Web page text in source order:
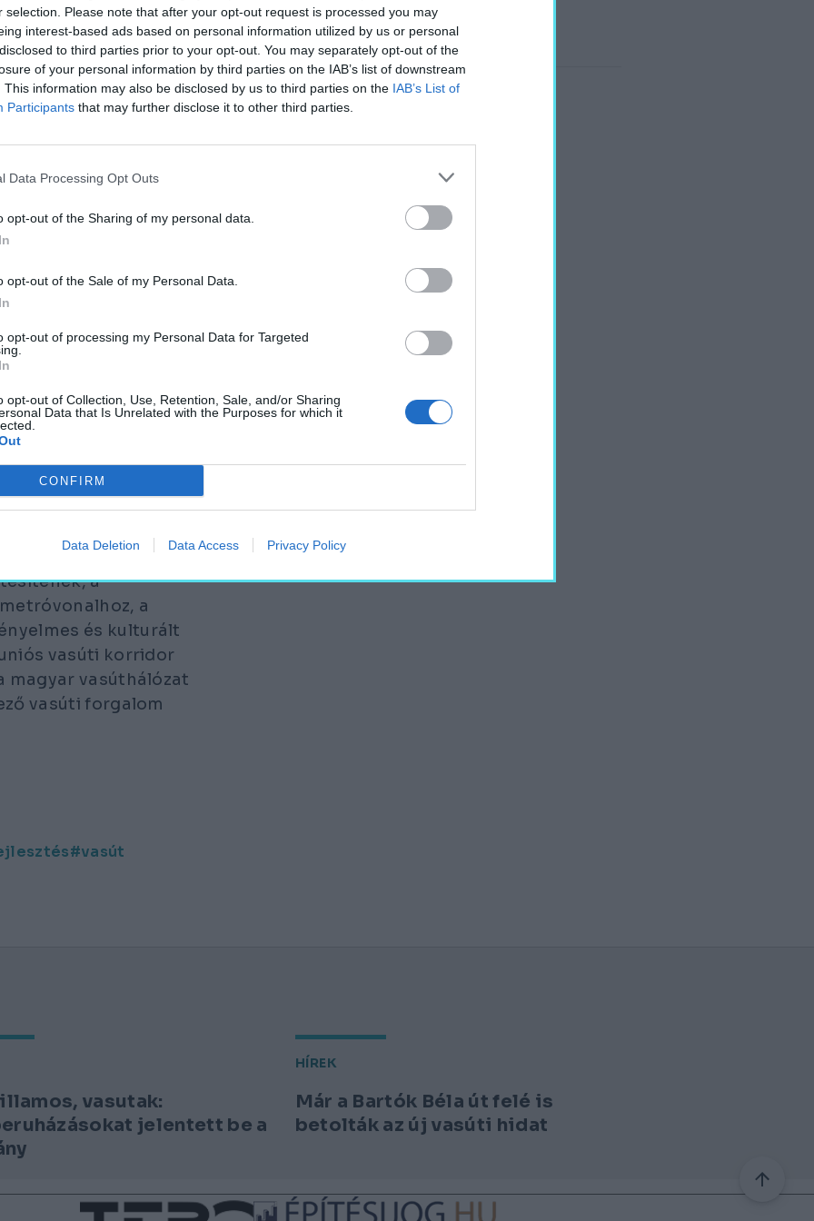
selection. Please note that after your opt-out request is processed you may
interest-based ads based on personal information utilized by us or personal
to third parties prior to your opt-out. You may separately opt-out of the
of your personal information by third parties on the IAB’s list of downstream
This information may also be disclosed by us to third parties on the IAB’s List of
Participants that may further disclose it to other third parties.
Data Processing Opt Outs
opt-out of the Sharing of my personal data.
opt-out of the Sale of my Personal Data.
opt-out of processing my Personal Data for Targeted
opt-out of Collection, Use, Retention, Sale, and/or Sharing
Data that Is Unrelated with the Purposes for which it
CONFIRM
Data Deletion Data Access Privacy Policy
érkezett.
a helyére tolták a
a vasúti
egészen a budai
tíz-tizenhét tonna
250 tonnás
CSÖKKENTI A
új vágányok
a
gépjármű
a
a
és kulturált
vasúti korridor
magyar vasúthálózat
vasúti forgalom
vasút
vasutak:
jelentett be a
HÍREK
Már a Bartók Béla út felé is
betolták az új vasúti hidat